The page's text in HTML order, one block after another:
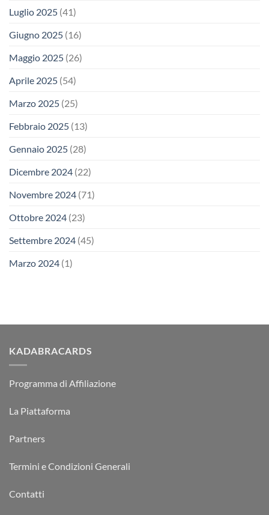
Luglio 2025 (41)
Giugno 2025 (16)
Maggio 2025 (26)
Aprile 2025 (54)
Marzo 2025 (25)
Febbraio 2025 (13)
Gennaio 2025 (28)
Dicembre 2024 (22)
Novembre 2024 (71)
Ottobre 2024 (23)
Settembre 2024 (45)
Marzo 2024 (1)
KADABRACARDS
Programma di Affiliazione
La Piattaforma
Partners
Termini e Condizioni Generali
Contatti